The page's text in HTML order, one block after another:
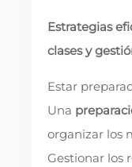
Estrategias
clases y
Estar
Una
organizar los
Gestionar los